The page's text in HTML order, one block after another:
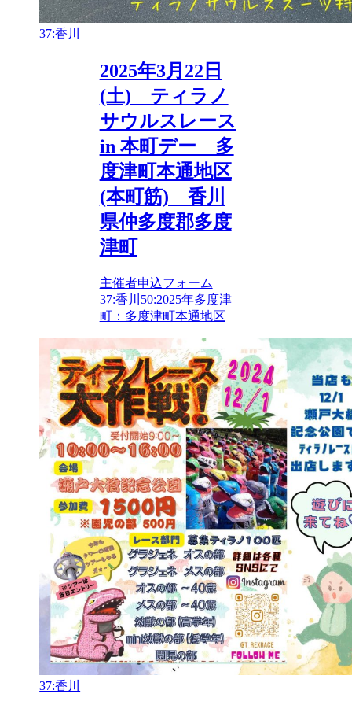
37:香川
2025年3月22日
(土) ティラノ
サウルスレース
in 本町デー 多
度津町本通地区
(本町筋) 香川
県仲多度郡多度
津町
主催者申込フォーム
37:香川 50:2025年多度津
町：多度津町本通地区
37:香川